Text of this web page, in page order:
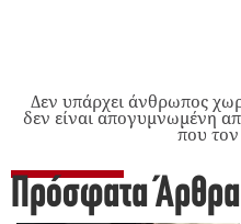
Δεν υπάρχει άνθρωπος
δεν είναι απογυμνωμένη
που
Πρόσφατα Άρθρα